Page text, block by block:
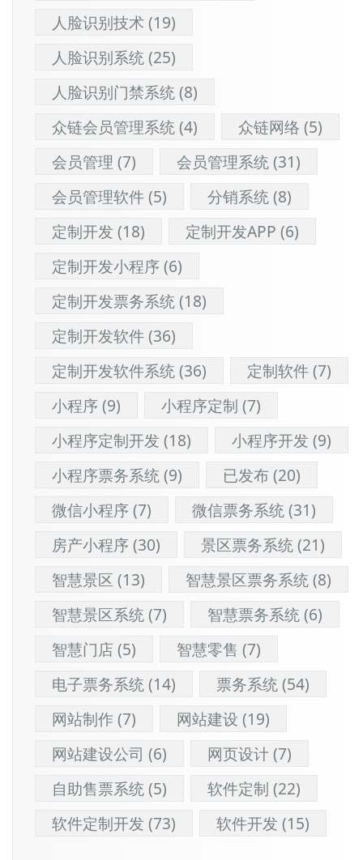
人脸识别技术(19)
人脸识别系统(25)
人脸识别门禁系统(8)
众链会员管理系统(4) 众链网络 (5)
会员管理 (7) 会员管理系统(31)
会员管理软件(5) 分销系统(8)
定制开发 (18) 定制开发APP (6)
定制开发小程序(6)
定制开发票务系统(18)
定制开发软件(36)
定制开发软件系统(36) 定制软件(7)
小程序(9) 小程序定制 (7)
小程序定制开发 (18) 小程序开发 (9)
小程序票务系统(9) 已发布(20)
微信小程序(7) 微信票务系统(31)
房产小程序(30) 景区票务系统(21)
智慧景区 (13) 智慧景区票务系统(8)
智慧景区系统(7) 智慧票务系统(6)
智慧门店(5) 智慧零售 (7)
电子票务系统(14) 票务系统(54)
网站制作(7) 网站建设 (19)
网站建设公司 (6) 网页设计(7)
自助售票系统(5) 软件定制 (22)
软件定制开发 (73) 软件开发 (15)